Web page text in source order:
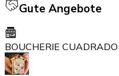
Gute Angebote
BOUCHERIE CUADRADO